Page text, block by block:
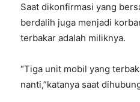
Saat dikonfirmasi yang
berdalih juga menjadi
terbakar adalah miliknya.
“Tiga unit mobil yang
nanti,”katanya saat